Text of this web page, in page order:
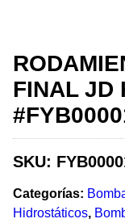
FINAL JD
SKU:
Categorías:
Hidrostáticos,